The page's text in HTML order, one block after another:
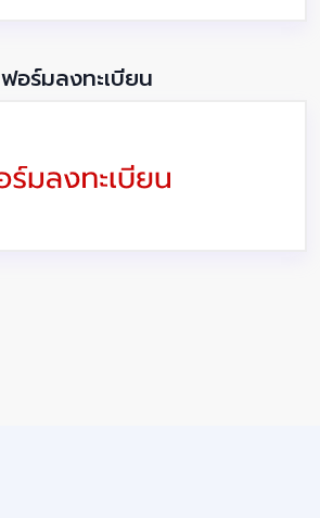
ฟอร์มลงทะเบียน